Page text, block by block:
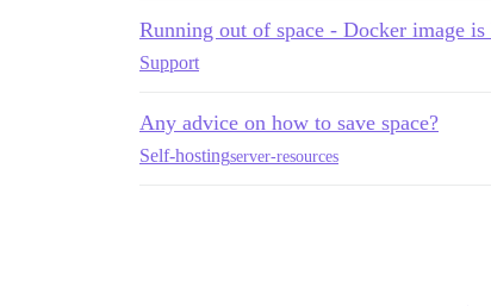
Running out of space - Docker image is
Support
Any advice on how to save space?
Self-hostingserver-resources